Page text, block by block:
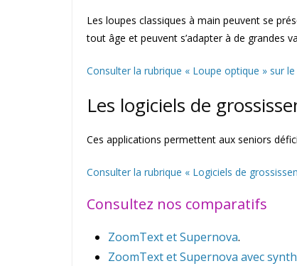
Les loupes classiques à main peuvent se
tout âge et peuvent s’adapter à de grandes
Consulter la rubrique « Loupe optique » sur
Les logiciels de
Ces applications permettent aux seniors
Consulter la rubrique « Logiciels de
Consultez nos comparatifs
ZoomText et Supernova.
ZoomText et Supernova avec